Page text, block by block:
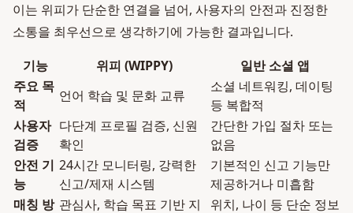
이는 위피가 단순한 연결을 넘어, 사용자의 안전과 진정한
소통을 최우선으로 생각하기에 가능한 결과입니다.
기능
위피 (WIPPY)
일반 소셜 앱
주요 목
적
언어 학습 및 문화 교류
소셜 네트워킹, 데이팅
등 복합적
사용자
검증
다단계 프로필 검증, 신원
확인
간단한 가입 절차 또는
없음
안전 기
능
24시간 모니터링, 강력한
신고/제재 시스템
기본적인 신고 기능만
제공하거나 미흡함
매칭 방 관심사, 학습 목표 기반 지
위치, 나이 등 단순 정보